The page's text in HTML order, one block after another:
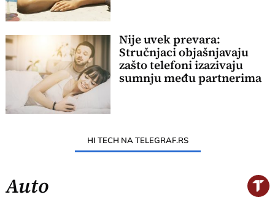
Nije uvek prevara:
Stručnjaci objašnjavaju
zašto telefoni izazivaju
sumnju među partnerima
HI TECH NA TELEGRAF.RS
Auto